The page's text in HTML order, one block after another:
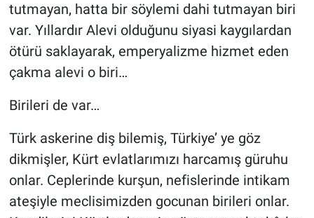
tutmayan, hatta bir söylemi dahi tutmayan biri
var. Yıllardır Alevi olduğunu siyasi kaygılardan
ötürü saklayarak, emperyalizme hizmet eden
çakma alevi o biri…
Birileri de var…
Türk askerine diş bilemiş, Türkiye’ ye göz
dikmişler, Kürt evlatlarımızı harcamış güruhu
onlar. Ceplerinde kurşun, nefislerinde intikam
ateşiyle meclisimizden gocunan birileri onlar.